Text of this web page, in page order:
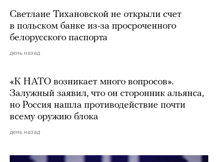
Светлане Тихановской не открыли счет
в польском банке из-за просроченного
белорусского паспорта
день назад
«К НАТО возникает много вопросов».
Залужный заявил, что он сторонник альянса,
но Россия нашла противодействие почти
всему оружию блока
день назад